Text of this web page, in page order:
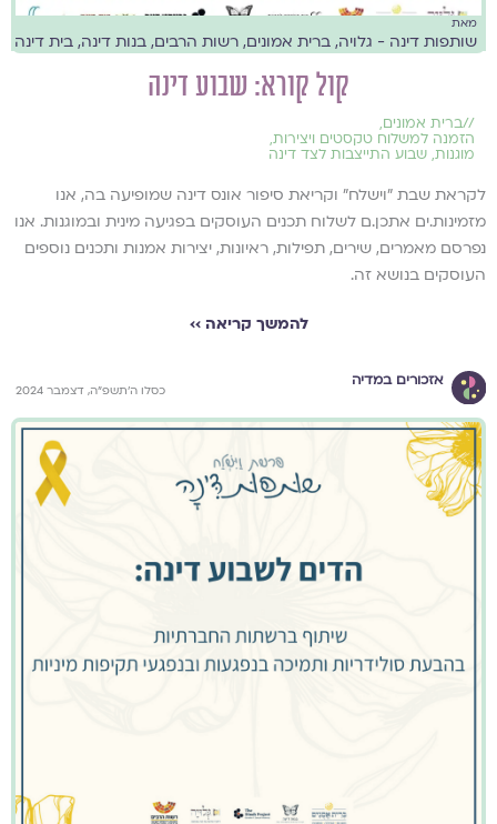
מאת
שותפות דינה - גלויה, ברית אמונים, רשות הרבים, בנות דינה, בית דינה
קול קורא: שבוע דינה
//ברית אמונים,
הזמנה למשלוח טקסטים ויצירות,
מוגנות, שבוע התייצבות לצד דינה
לקראת שבת ״וישלח״ וקריאת סיפור אונס דינה שמופיעה בה, אנו
מזמינות.ים אתכן.ם לשלוח תכנים העוסקים בפגיעה מינית ובמוגנות. אנו
נפרסם מאמרים, שירים, תפילות, ראיונות, יצירות אמנות ותכנים נוספים
העוסקים בנושא זה.
להמשך קריאה ››
אזכורים במדיה
כסלו ה׳תשפ״ה, דצמבר 2024